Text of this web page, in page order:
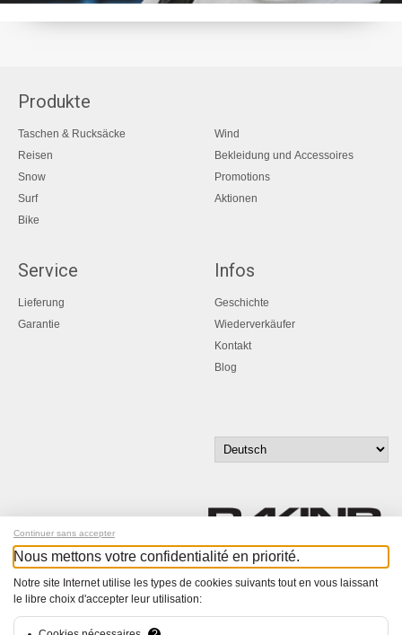
Produkte
Taschen & Rucksäcke
Reisen
Snow
Surf
Bike
Wind
Bekleidung und Accessoires
Promotions
Aktionen
Service
Lieferung
Garantie
Infos
Geschichte
Wiederverkäufer
Kontakt
Blog
© Bucher+Walt 2011-2026
Continuer sans accepter
Nous mettons votre confidentialité en priorité.
Notre site Internet utilise les types de cookies suivants tout en vous laissant
le libre choix d'accepter leur utilisation: